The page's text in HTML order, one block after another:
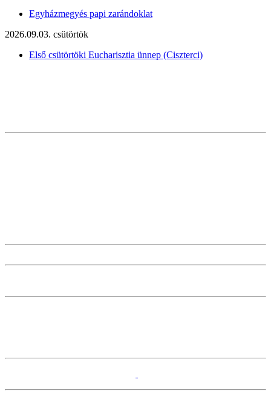
Egyházmegyés papi zarándoklat
2026.09.03. csütörtök
Első csütörtöki Eucharisztia ünnep (Ciszterci)